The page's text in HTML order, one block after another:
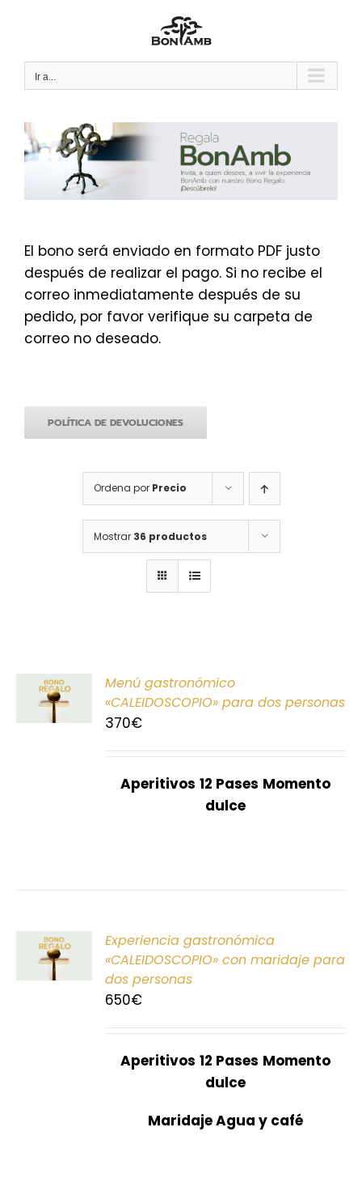
Ir a...
El bono será enviado en formato PDF justo
después de realizar el pago. Si no recibe el
correo inmediatamente después de su
pedido, por favor verifique su carpeta de
correo no deseado.
POLÍTICA DE DEVOLUCIONES
Ordena por Precio
Mostrar 36 productos
Menú gastronómico
«CALEIDOSCOPIO» para dos personas
370€
Aperitivos 12 Pases Momento
dulce
Experiencia gastronómica
«CALEIDOSCOPIO» con maridaje para
dos personas
650€
Aperitivos 12 Pases Momento
dulce
Maridaje Agua y café